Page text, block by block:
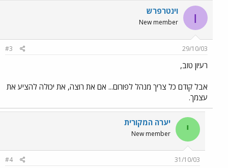
ו וינטרפרש
New member
29/10/03
#3
רעיון טוב,
אבל קודם כל צריך מנהל לפורום... אם את רוצה, את יכולה להציע את
עצמך.
י יערה המקורית
New member
31/10/03
#4